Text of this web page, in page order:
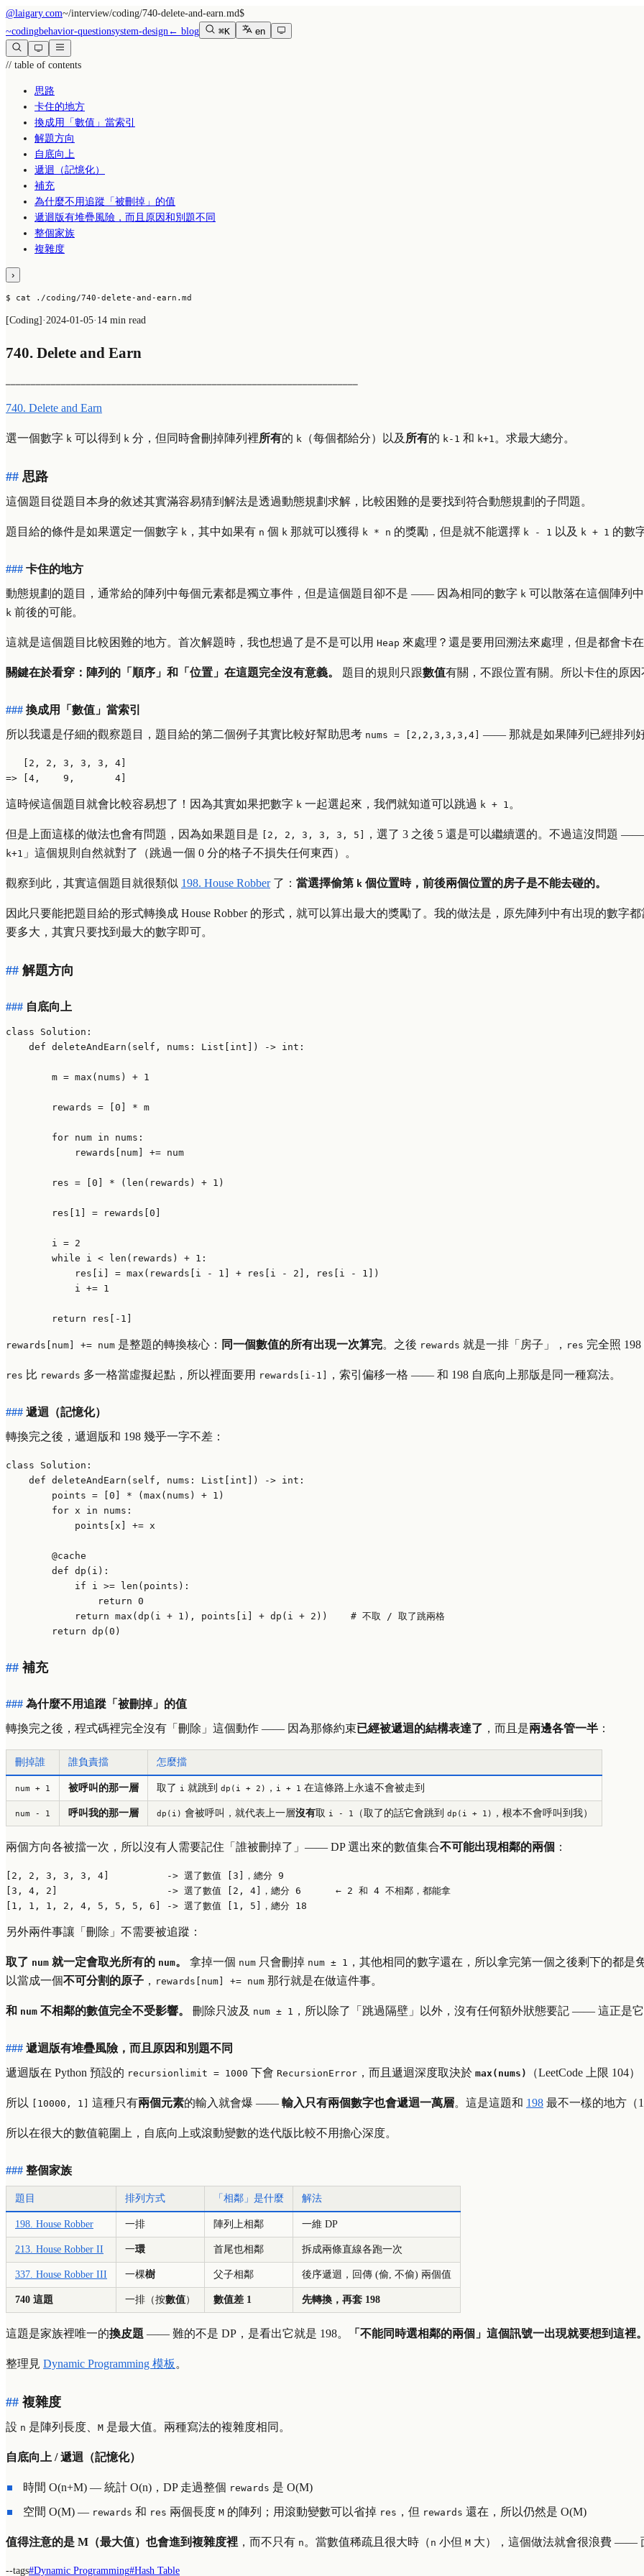
@laigary.com~/interview/coding/740-delete-and-earn.md$
~codingbehavior-questionsystem-design ← blog ⌘K en
// table of contents
思路
卡住的地方
換成用「數值」當索引
解題方向
自底向上
遞迴（記憶化）
補充
為什麼不用追蹤「被刪掉」的值
遞迴版有堆疊風險，而且原因和別題不同
整個家族
複雜度
›
$ cat ./coding/740-delete-and-earn.md
[Coding] · 2024-01-05· 14 min read
740. Delete and Earn
──────────────────────────────────────────────────────────────────────
740. Delete and Earn
選一個數字 k 可以得到 k 分，但同時會刪掉陣列裡所有的 k （每個都給分）以及 所有的 k-1 和 k+1 。求最大總分。
思路
這個題目從題目本身的敘述其實滿容易猜到解法是透過動態規劃求解，比較困難的是要找到符合動態規劃的子問題。
題目給的條件是如果選定一個數字 k ，其中如果有 n 個 k 那就可以獲得 k * n 的獎勵，但是就不能選擇 k - 1 以及 k + 1 的數
卡住的地方
動態規劃的題目，通常給的陣列中每個元素都是獨立事件，但是這個題目卻不是 —— 因為相同的數字 k 可以散落在這個陣列
k 前後的可能。
這就是這個題目比較困難的地方。首次解題時，我也想過了是不是可以用 Heap 來處理？還是要用回溯法來處理，但是都會卡
關鍵在於看穿：陣列的「順序」和「位置」在這題完全沒有意義。 題目的規則只跟數值有關，不跟位置有關。所以卡住的原
換成用「數值」當索引
所以我還是仔細的觀察題目，題目給的第二個例子其實比較好幫助思考 nums = [2,2,3,3,3,4] —— 那就是如果陣列已經排列
   [2, 2, 3, 3, 3, 4]
這時候這個題目就會比較容易想了！因為其實如果把數字 k 一起選起來，我們就知道可以跳過 k + 1 。
但是上面這樣的做法也會有問題，因為如果題目是 [2, 2, 3, 3, 3, 5] ，選了 3 之後 5 還是可以繼續選的。不過這沒問題
k+1 」這個規則自然就對了（跳過一個 0 分的格子不損失任何東西）。
觀察到此，其實這個題目就很類似 198. House Robber了： 當選擇偷第 k 個位置時，前後兩個位置的房子是不能去碰的。
因此只要能把題目給的形式轉換成 House Robber 的形式，就可以算出最大的獎勵了。我的做法是，原先陣列中有出現的數字
要多大，其實只要找到最大的數字即可。
解題方向
自底向上
class Solution :
def deleteAndEarn ( self, nums: List int ) -> int :
        m =
max (nums) + 1
        rewards = [
0 ] * m
for num in nums:
            rewards[num] += num
        res = [
0 ] * ( len (rewards) + 1 )
        res[
1 ] = rewards[ 0
        i =
2
while i < len (rewards) + 1 :
            res[i] =
max (rewards[i - 1 ] + res[i - 2 ], res[i - 1
])
            i +=
1
return res[- 1
rewards[num] += num 是整題的轉換核心： 同一個數值的所有出現一次算完。之後 rewards 就是一排「房子」， res 完全照 198
res 比 rewards 多一格當虛擬起點，所以裡面要用 rewards[i-1] ，索引偏移一格 —— 和 198 自底向上那版是同一種寫法。
遞迴（記憶化）
轉換完之後，遞迴版和 198 幾乎一字不差：
class Solution :
def deleteAndEarn ( self, nums: List int ) -> int :
        points = [
0 ] * ( max (nums) + 1 )
for x in nums:
            points[x] += x
        @cache
def dp ( i ):
if i >= len (points):
return 0
return max (dp(i + 1 ), points[i] + dp(i + 2 )) # 不取 / 取了跳兩格
return dp( 0
補充
為什麼不用追蹤「被刪掉」的值
轉換完之後，程式碼裡完全沒有「刪除」這個動作 —— 因為那條約束已經被遞迴的結構表達了 ，而且是兩邊各管一半 ：
刪掉誰 誰負責擋 怎麼擋
num + 1 被呼叫的那一層 取了 i 就跳到 dp(i + 2) ， i + 1 在這條路上永遠不會被走到
num - 1 呼叫我的那一層 dp(i) 會被呼叫，就代表上一層沒有取 i - 1 （取了的話它會跳到 dp(i + 1) ，根本不會呼叫到我）
兩個方向各被擋一次，所以沒有人需要記住「誰被刪掉了」—— DP 選出來的數值集合不可能出現相鄰的兩個 ：
[2, 2, 3, 3, 3, 4]          -> 選了數值 [3]，總分 9
[3, 4, 2]                   -> 選了數值 [2, 4]，總分 6      ← 2 和 4 不相鄰，都能拿
另外兩件事讓「刪除」不需要被追蹤：
取了 num 就一定會取光所有的 num。 拿掉一個 num 只會刪掉 num ± 1
，其他相同的數字還在，所以拿完第一個之後剩下的都
以當成一個不可分割的原子 ， rewards[num] += num 那行就是在做這件事。
和 num 不相鄰的數值完全不受影響。 刪除只波及 num ± 1 ，所以除了「跳過隔壁」以外，沒有任何額外狀態要記 —— 這正是它
遞迴版有堆疊風險，而且原因和別題不同
遞迴版在 Python 預設的 recursionlimit = 1000 下會 RecursionError ，而且遞迴深度取決於 max(nums) （LeetCode 上限 104）
所以 [10000, 1] 這種只有兩個元素的輸入就會爆 —— 輸入只有兩個數字也會遞迴一萬層。這是這題和 198 最不一樣的地方（
所以在很大的數值範圍上，自底向上或滾動變數的迭代版比較不用擔心深度。
整個家族
題目 排列方式 「相鄰」是什麼 解法
198. House Robber 一排 陣列上相鄰 一維 DP
213. House Robber II 一環 首尾也相鄰 拆成兩條直線各跑一次
337. House Robber III 一棵樹 父子相鄰 後序遞迴，回傳 (偷, 不偷) 兩個值
740 這題 一排（按數值） 數值差 1 先轉換，再套 198
這題是家族裡唯一的換皮題 —— 難的不是 DP，是看出它就是 198。 「不能同時選相鄰的兩個」這個訊號一出現就要想到這裡。
整理見 Dynamic Programming 模板 。
複雜度
設 n 是陣列長度、 M 是最大值。兩種寫法的複雜度相同。
自底向上 / 遞迴（記憶化）
時間 O(n+M) — 統計 O(n) ，DP 走過整個 rewards 是 O(M)
空間 O(M) — rewards 和 res 兩個長度 M 的陣列；用滾動變數可以省掉 res ，但 rewards 還在，所以仍然是 O(M)
值得注意的是 M （最大值）也會進到複雜度裡 ，而不只有 n 。當數值稀疏且很大時（ n 小但 M 大），這個做法就會很浪費 ——
--tags#Dynamic Programming#Hash Table